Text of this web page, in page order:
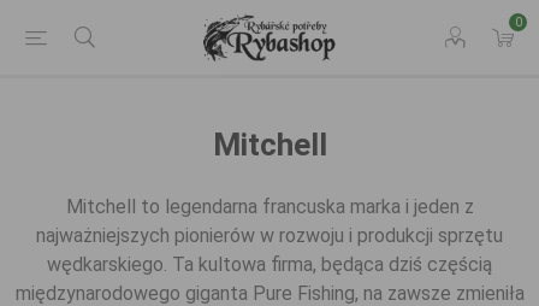
0
Mitchell
Mitchell to legendarna francuska marka i jeden z
najważniejszych pionierów w rozwoju i produkcji sprzętu
wędkarskiego. Ta kultowa firma, będąca dziś częścią
międzynarodowego giganta Pure Fishing, na zawsze zmieniła